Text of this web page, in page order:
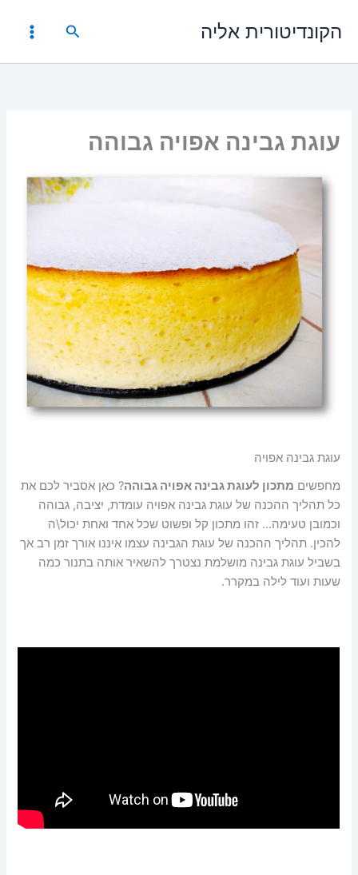
לתוכןהקונדיטורית אליה חיפוש
עוגת גבינה אפויה גבוהה
עוגת גבינה אפויה
מחפשים מתכון לעוגת גבינה אפויה גבוהה? כאן אסביר לכם את
כל תהליך ההכנה של עוגת גבינה אפויה עומדת, יציבה, גבוהה
וכמובן טעימה… זהו מתכון קל ופשוט שכל אחד ואחת יכול\ה
להכין. תהליך ההכנה של עוגת הגבינה עצמו איננו אורך זמן רב אך
בשביל עוגת גבינה מושלמת נצטרך להשאיר אותה בתנור כמה
שעות ועוד לילה במקרר.